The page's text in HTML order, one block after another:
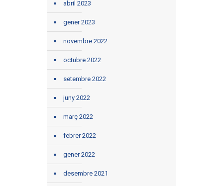
abril 2023
gener 2023
novembre 2022
octubre 2022
setembre 2022
juny 2022
març 2022
febrer 2022
gener 2022
desembre 2021